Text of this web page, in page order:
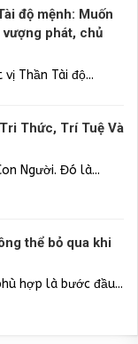
độ mệnh: Muốn
phát, chủ
Thần Tài độ...
Thức, Trí Tuệ Và
Người. Đó là...
thể bỏ qua khi
hợp là bước đầu...